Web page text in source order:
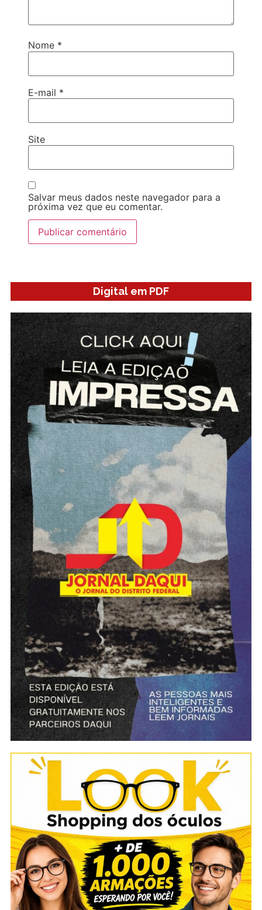
Nome *
E-mail *
Site
Salvar meus dados neste navegador para a
próxima vez que eu comentar.
Digital em PDF